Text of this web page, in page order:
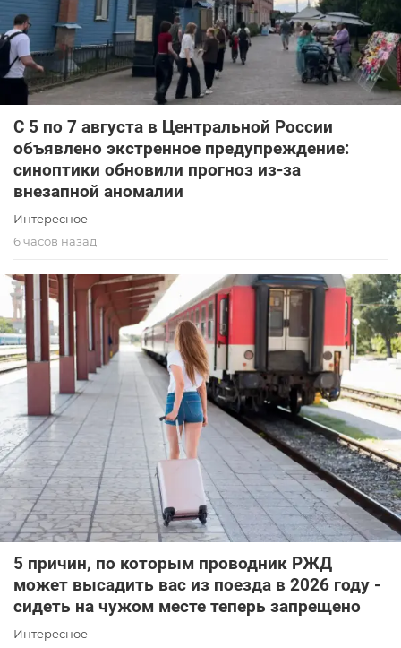
С 5 по 7 августа в Центральной России
объявлено экстренное предупреждение:
синоптики обновили прогноз из-за
внезапной аномалии
Интересное
6 часов назад
5 причин, по которым проводник РЖД
может высадить вас из поезда в 2026 году -
сидеть на чужом месте теперь запрещено
Интересное